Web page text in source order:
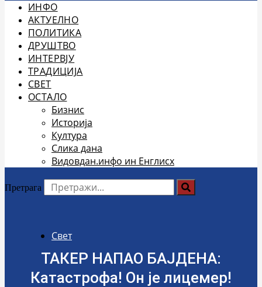
ИНФО
АКТУЕЛНО
ПОЛИТИКА
ДРУШТВО
ИНТЕРВЈУ
ТРАДИЦИЈА
СВЕТ
ОСТАЛО
Бизнис
Историја
Култура
Слика дана
Видовдан.инфо ин Енглисх
Претрага
Свет
ТАКЕР НАПАО БАЈДЕНА:
Катастрофа! Он је лицемер!